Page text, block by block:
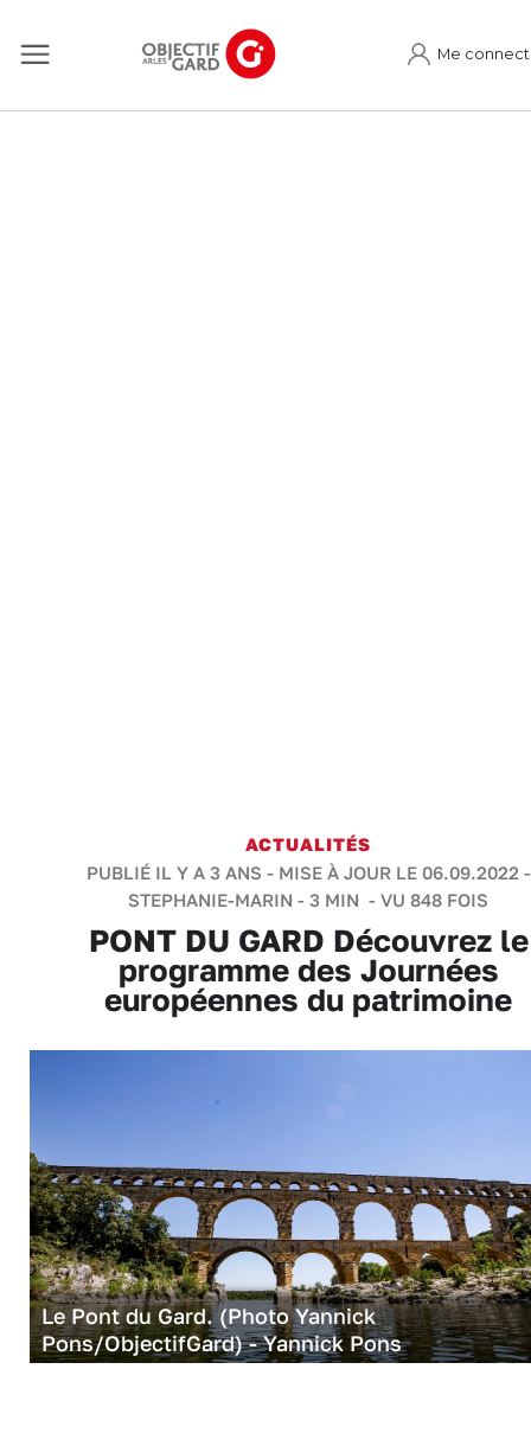
Me
ACTUALITÉS
PUBLIÉ IL Y A 3 ANS - MISE À JOUR LE 06.09.2022 -
STEPHANIE-MARIN - 3 MIN - VU 848 FOIS
PONT DU GARD Découvrez le
programme des Journées
européennes du patrimoine
Le Pont du Gard. (Photo Yannick
Pons/ObjectifGard) - Yannick Pons